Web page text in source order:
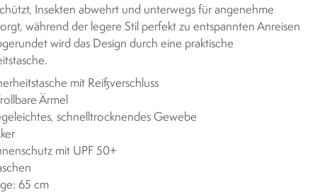
Insekten abwehrt und unterwegs für angenehme
während der legere Stil perfekt zu entspannten Anreisen
wird das Design durch eine praktische
mit Reißverschluss
Ärmel
schnelltrocknendes Gewebe
mit UPF 50+
65 cm